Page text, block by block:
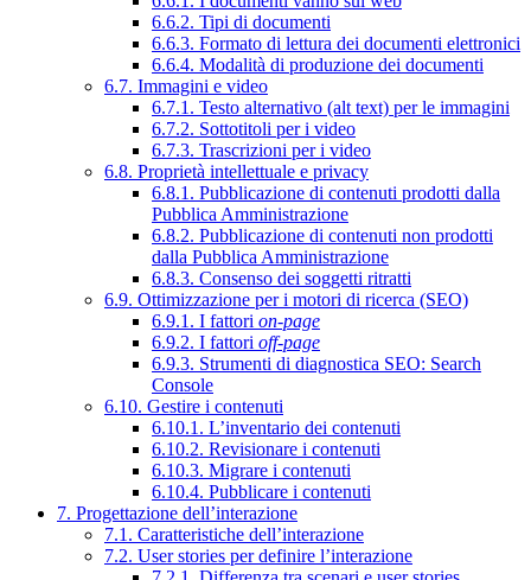
6.6.2. Tipi di documenti
6.6.3. Formato di lettura dei documenti elettronici
6.6.4. Modalità di produzione dei documenti
6.7. Immagini e video
6.7.1. Testo alternativo (alt text) per le immagini
6.7.2. Sottotitoli per i video
6.7.3. Trascrizioni per i video
6.8. Proprietà intellettuale e privacy
6.8.1. Pubblicazione di contenuti prodotti dalla
Pubblica Amministrazione
6.8.2. Pubblicazione di contenuti non prodotti
dalla Pubblica Amministrazione
6.8.3. Consenso dei soggetti ritratti
6.9. Ottimizzazione per i motori di ricerca (SEO)
6.9.1. I fattori on-page
6.9.2. I fattori off-page
6.9.3. Strumenti di diagnostica SEO: Search
Console
6.10. Gestire i contenuti
6.10.1. L’inventario dei contenuti
6.10.2. Revisionare i contenuti
6.10.3. Migrare i contenuti
6.10.4. Pubblicare i contenuti
7. Progettazione dell’interazione
7.1. Caratteristiche dell’interazione
7.2. User stories per definire l’interazione